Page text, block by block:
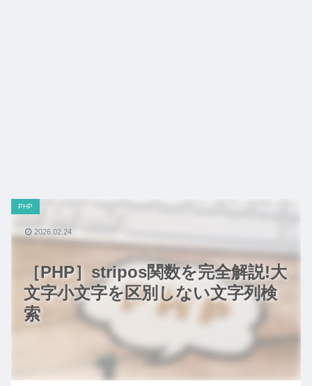
［PHP］stripos関数を完全解説!大
文字小文字を区別しない文字列検
索
PHP
2026.02.24